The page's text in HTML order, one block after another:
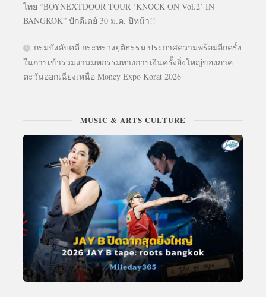
ไทย “BOYNEXTDOOR TOUR ‘KNOCK ON Vol.2’ IN
BANGKOK” ปักดีเดย์ 30 ม.ค. ปีหน้า!!
กรมบังคับคดี กระทรวงยุติธรรม ประกาศความพร้อมอีกครั้ง
ในการเข้าร่วมงานมหกรรมทางการเงินครั้งยิ่งใหญ่ของภาค
ตะวันออกเฉียงเหนือ Money Expo Korat 2026
MUSIC & ARTS CULTURE